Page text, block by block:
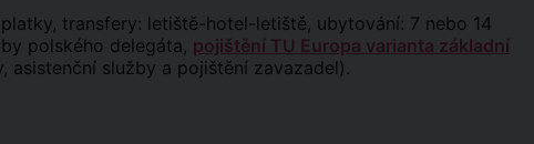
transfery: letiště-hotel-letiště, ubytování: 7 nebo 14
polského delegáta, pojištění TU Europa varianta základní
asistenční služby a pojištění zavazadel).